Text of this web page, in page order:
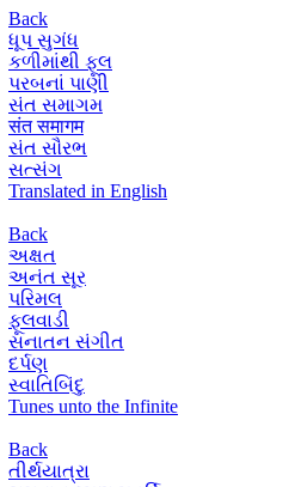
Back
ધૂપ સુગંધ
કળીમાંથી ફૂલ
પરબનાં પાણી
સંત સમાગમ
संत समागम
સંત સૌરભ
સત્સંગ
Translated in English
Back
અક્ષત
અનંત સૂર
પરિમલ
ફૂલવાડી
સનાતન સંગીત
દર્પણ
સ્વાતિબિંદુ
Tunes unto the Infinite
Back
તીર્થયાત્રા